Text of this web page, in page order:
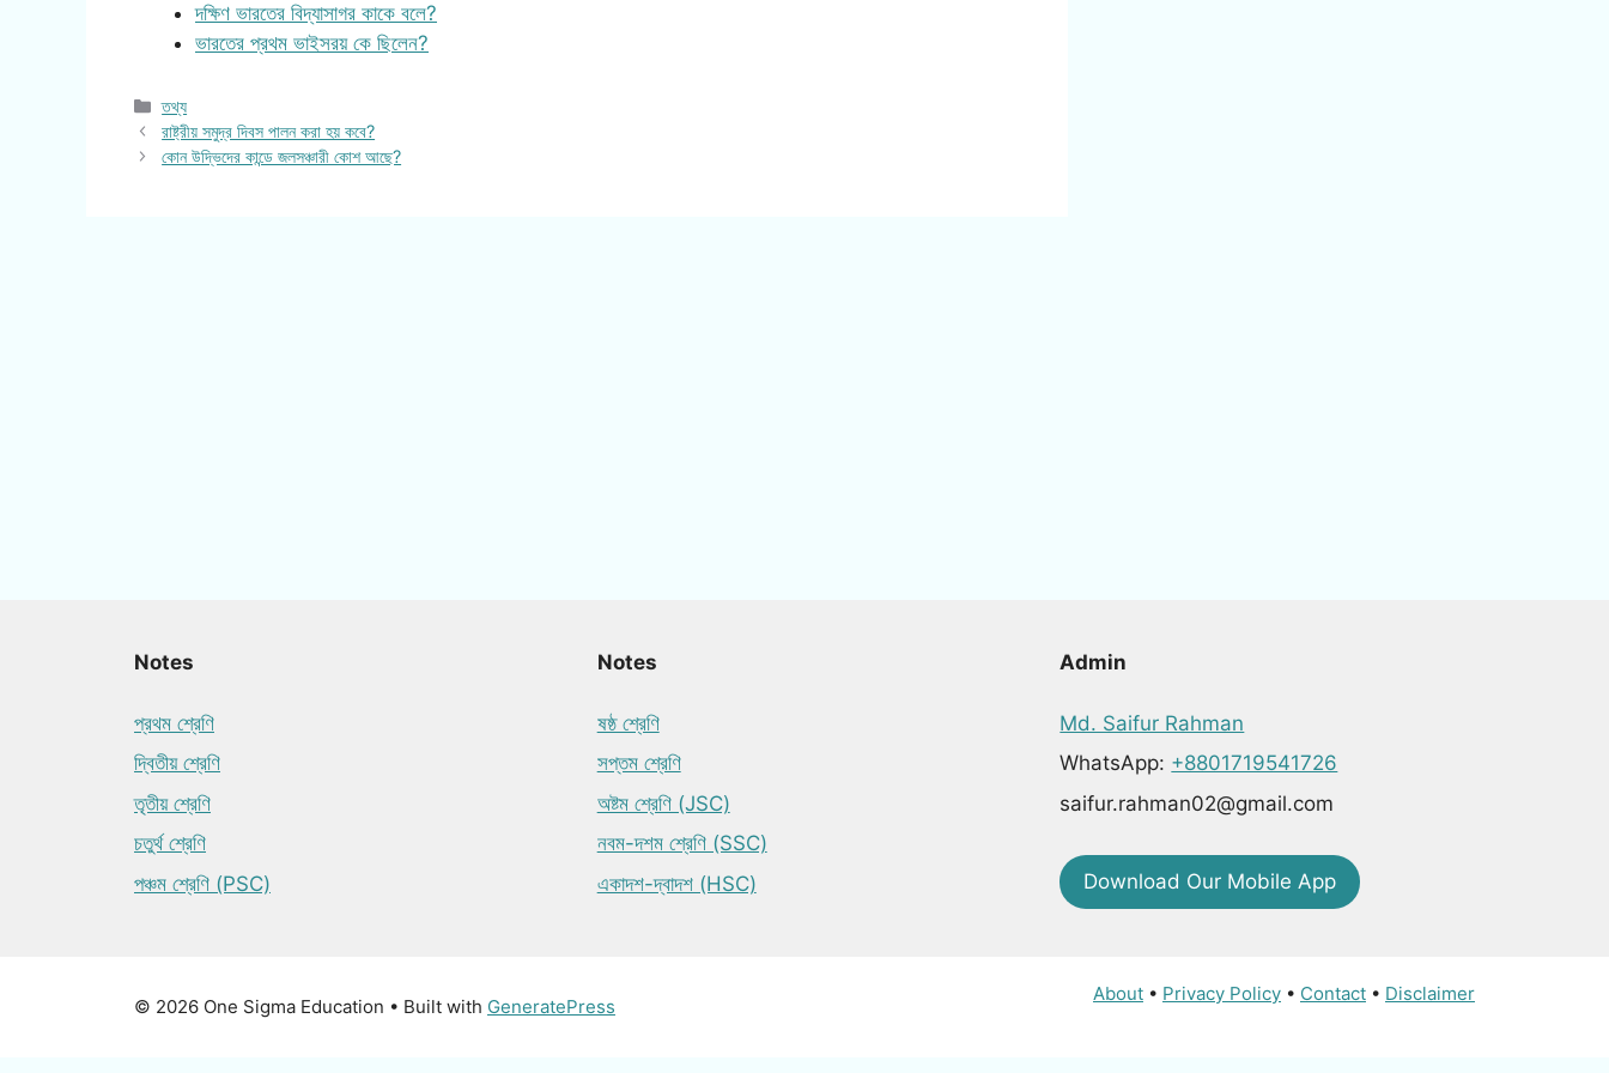
দক্ষিণ ভারতের বিদ্যাসাগর কাকে বলে?
ভারতের প্রথম ভাইসরয় কে ছিলেন?
Categories
তথ্য
রাষ্ট্রীয় সমুদ্র দিবস পালন করা হয় কবে?
কোন উদ্ভিদের কান্ডে জলসঞ্চারী কোশ আছে?
Notes
প্রথম শ্রেণি
দ্বিতীয় শ্রেণি
তৃতীয় শ্রেণি
চতুর্থ শ্রেণি
পঞ্চম শ্রেণি (PSC)
Notes
ষষ্ঠ শ্রেণি
সপ্তম শ্রেণি
অষ্টম শ্রেণি (JSC)
নবম-দশম শ্রেণি (SSC)
একাদশ-দ্বাদশ (HSC)
Admin
Md. Saifur Rahman
WhatsApp: +8801719541726
saifur.rahman02@gmail.com
Download Our Mobile App
About • Privacy Policy • Contact • Disclaimer
© 2026 One Sigma Education • Built with GeneratePress